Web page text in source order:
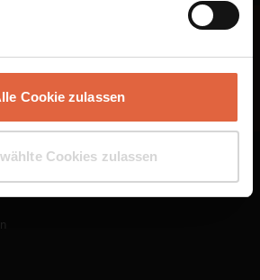
Cookie zulassen
Cookies zulassen